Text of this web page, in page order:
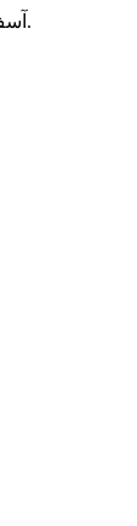
آسف ليس لدينا هذا المورد.